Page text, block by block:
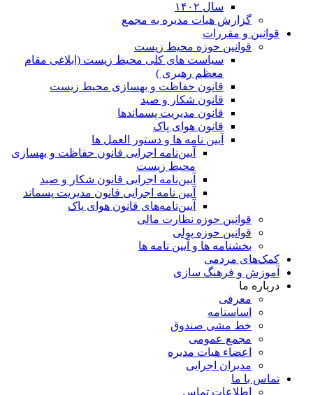
سال ۱۴۰۲
گزارش هیات مدیره به مجمع
قوانین و مقررات
قوانین حوزه محیط زیست
ﺳﯿﺎﺳﺖ ﻫﺎی ﮐﻠﯽ ﻣﺤﯿﻂ زﯾﺴﺖ (ابلاغی مقام
معظم رهبری )
قانون حفاظت و بهسازی محیط زیست
قانون شکار و صید
قانون مدیریت پسماندها
قانون هوای پاک
آیین نامه ها و دستور العمل ها
آیین‌نامه اجرایی قانون حفاظت و بهسازی
محیط زیست
آیین‌نامه اجرایی قانون شکار و صید
آیین نامه اجرایی قانون مدیریت پسماند
آیین‌نامه‌های قانون هوای پاک
قوانین حوزه نظارت مالی
قوانین حوزه پولی
بخشنامه ها و آیین نامه ها
کمک‌های مردمی
آموزش و فرهنگ سازی
درباره ما
معرفی
اساسنامه
خط مشی صندوق
مجمع عمومی
اعضاء هیات مدیره
مدیران اجرایی
تماس با ما
اطلاعات تماس